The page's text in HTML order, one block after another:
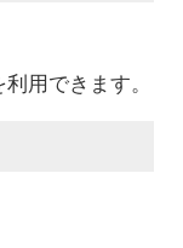
用できます。